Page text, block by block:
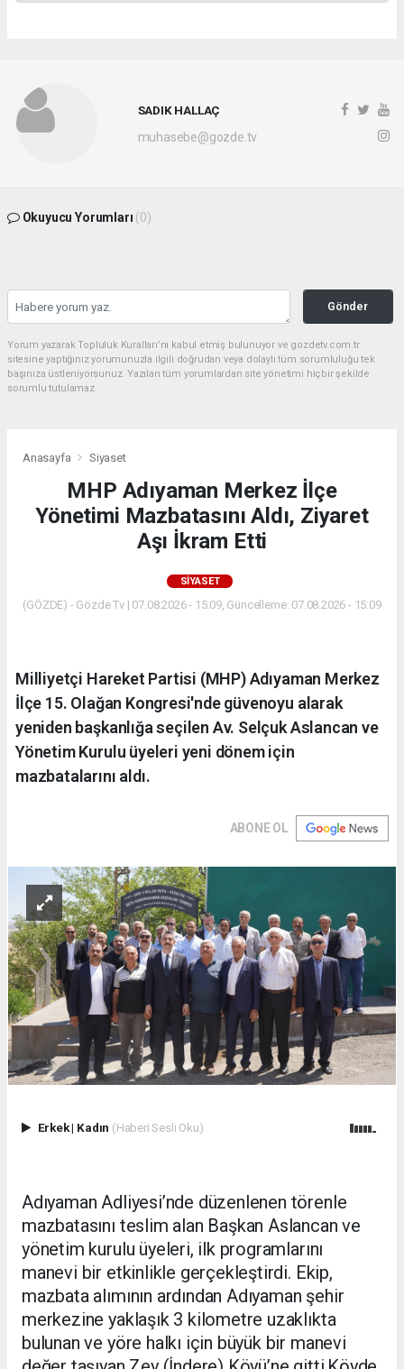
SADIK HALLAÇ
muhasebe@gozde.tv
Okuyucu Yorumları (0)
Gönder
Yorum yazarak Topluluk Kuralları’nı kabul etmiş bulunuyor ve gozdetv.com.tr
sitesine yaptığınız yorumunuzla ilgili doğrudan veya dolaylı tüm sorumluluğu tek
başınıza üstleniyorsunuz. Yazılan tüm yorumlardan site yönetimi hiçbir şekilde
sorumlu tutulamaz.
Anasayfa Siyaset
MHP Adıyaman Merkez İlçe
Yönetimi Mazbatasını Aldı, Ziyaret
Aşı İkram Etti
SIYASET
(GÖZDE) - Gözde Tv | 07.08.2026 - 15:09, Güncelleme: 07.08.2026 - 15:09
Milliyetçi Hareket Partisi (MHP) Adıyaman Merkez
İlçe 15. Olağan Kongresi'nde güvenoyu alarak
yeniden başkanlığa seçilen Av. Selçuk Aslancan ve
Yönetim Kurulu üyeleri yeni dönem için
mazbatalarını aldı.
ABONE OL
Erkek| Kadın (Haberi Sesli Oku)